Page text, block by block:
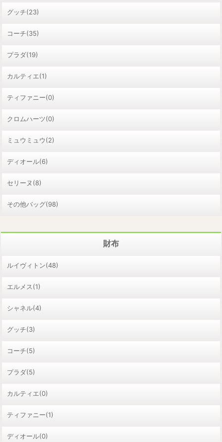
グッチ(23)
コーチ(35)
プラダ(19)
カルティエ(1)
ティファニー(0)
クロムハーツ(0)
ミュウミュウ(2)
ディオール(6)
セリーヌ(8)
その他バッグ(98)
財布
ルイヴィトン(48)
エルメス(1)
シャネル(4)
グッチ(3)
コーチ(5)
プラダ(5)
カルティエ(0)
ティファニー(1)
ディオール(0)